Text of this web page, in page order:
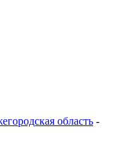
область -